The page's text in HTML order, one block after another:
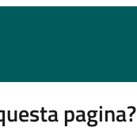
pagina?